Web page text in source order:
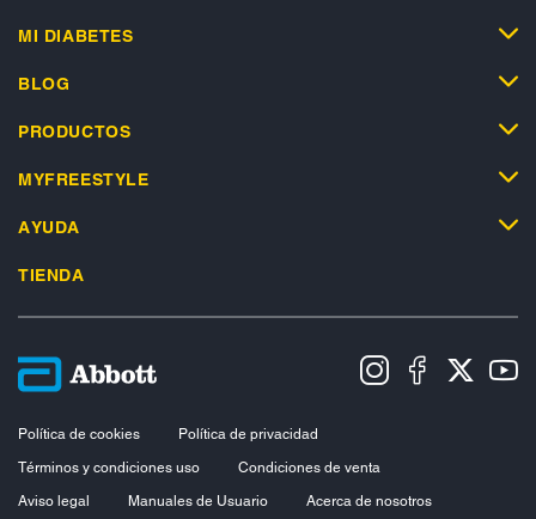
MI DIABETES
BLOG
PRODUCTOS
MYFREESTYLE
AYUDA
TIENDA
Política de cookies
Política de privacidad
Términos y condiciones uso
Condiciones de venta
Aviso legal
Manuales de Usuario
Acerca de nosotros